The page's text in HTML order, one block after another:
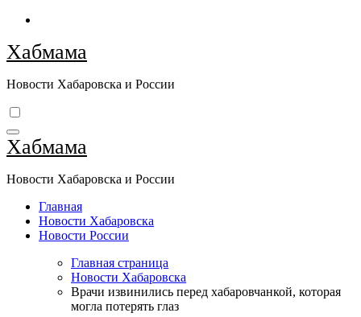
Перейти
содержимому
Хабмама
Новости Хабаровска и России
Хабмама
Новости Хабаровска и России
Главная
Новости Хабаровска
Новости России
Главная страница
Новости Хабаровска
Врачи извинились перед хабаровчанкой, которая
могла потерять глаз